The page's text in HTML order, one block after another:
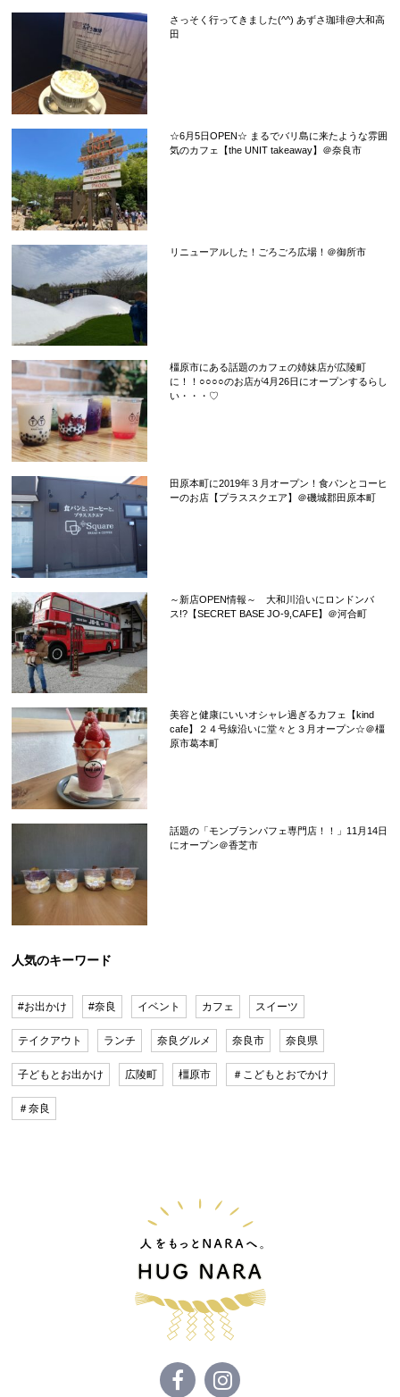
さっそく行ってきました(^^) あずさ珈琲@大和高
田
☆6月5日OPEN☆ まるでバリ島に来たような雰囲
気のカフェ【the UNIT takeaway】＠奈良市
リニューアルした！ごろごろ広場！＠御所市
橿原市にある話題のカフェの姉妹店が広陵町
に！！○○○○のお店が4月26日にオープンするらし
い・・・♡
田原本町に2019年３月オープン！食パンとコーヒ
ーのお店【プラススクエア】＠磯城郡田原本町
～新店OPEN情報～ 大和川沿いにロンドンバ
ス!?【SECRET BASE JO-9,CAFE】＠河合町
美容と健康にいいオシャレ過ぎるカフェ【kind
cafe】２４号線沿いに堂々と３月オープン☆＠橿
原市葛本町
話題の「モンブランパフェ専門店！！」11月14日
にオープン＠香芝市
人気のキーワード
#お出かけ #奈良 イベント カフェ スイーツ
テイクアウト ランチ 奈良グルメ 奈良市 奈良県
子どもとお出かけ 広陵町 橿原市 ＃こどもとおでかけ
＃奈良